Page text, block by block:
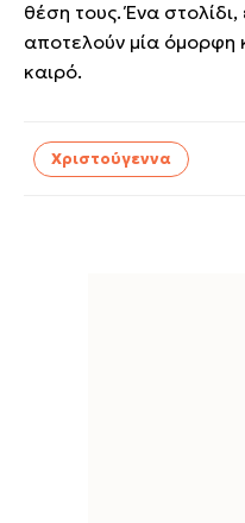
θέση τους. Ένα στολίδι,
αποτελούν μία όμορφη
καιρό.
Χριστούγεννα